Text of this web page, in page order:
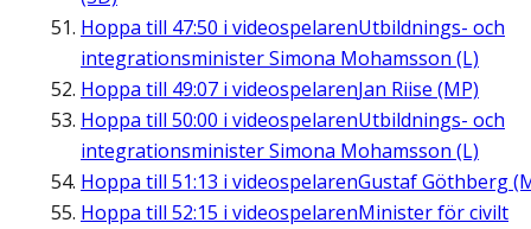
Hoppa till 47:50 i videospelarenUtbildnings- och
integrationsminister Simona Mohamsson (L)
Hoppa till 49:07 i videospelarenJan Riise (MP)
Hoppa till 50:00 i videospelarenUtbildnings- och
integrationsminister Simona Mohamsson (L)
Hoppa till 51:13 i videospelarenGustaf Göthberg
Hoppa till 52:15 i videospelarenMinister för civilt